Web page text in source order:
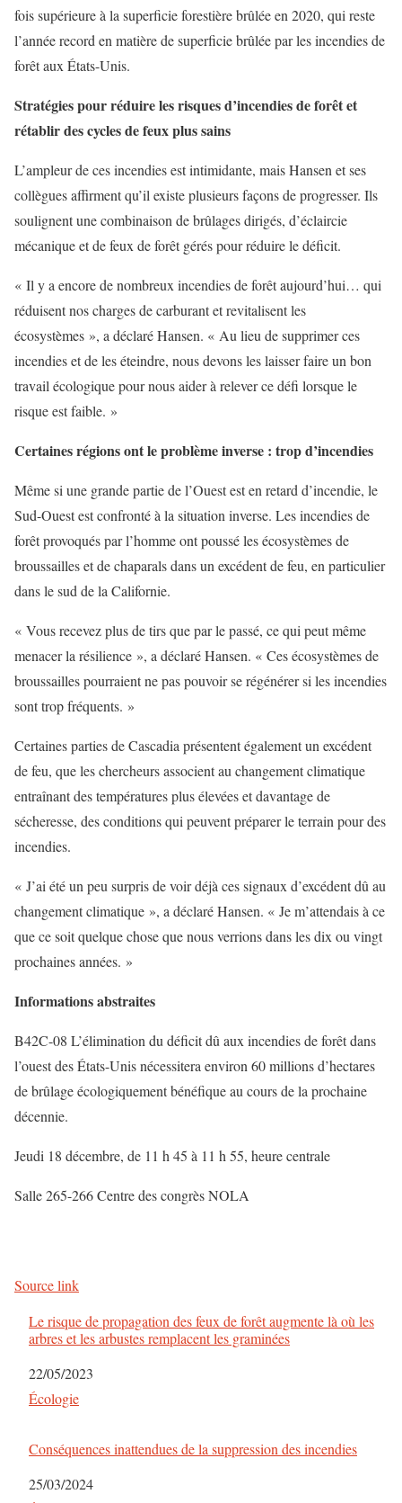
fois supérieure à la superficie forestière brûlée en 2020, qui reste
l’année record en matière de superficie brûlée par les incendies de
forêt aux États-Unis.
Stratégies pour réduire les risques d’incendies de forêt et
rétablir des cycles de feux plus sains
L’ampleur de ces incendies est intimidante, mais Hansen et ses
collègues affirment qu’il existe plusieurs façons de progresser. Ils
soulignent une combinaison de brûlages dirigés, d’éclaircie
mécanique et de feux de forêt gérés pour réduire le déficit.
« Il y a encore de nombreux incendies de forêt aujourd’hui… qui
réduisent nos charges de carburant et revitalisent les
écosystèmes », a déclaré Hansen. « Au lieu de supprimer ces
incendies et de les éteindre, nous devons les laisser faire un bon
travail écologique pour nous aider à relever ce défi lorsque le
risque est faible. »
Certaines régions ont le problème inverse : trop d’incendies
Même si une grande partie de l’Ouest est en retard d’incendie, le
Sud-Ouest est confronté à la situation inverse. Les incendies de
forêt provoqués par l’homme ont poussé les écosystèmes de
broussailles et de chaparals dans un excédent de feu, en particulier
dans le sud de la Californie.
« Vous recevez plus de tirs que par le passé, ce qui peut même
menacer la résilience », a déclaré Hansen. « Ces écosystèmes de
broussailles pourraient ne pas pouvoir se régénérer si les incendies
sont trop fréquents. »
Certaines parties de Cascadia présentent également un excédent
de feu, que les chercheurs associent au changement climatique
entraînant des températures plus élevées et davantage de
sécheresse, des conditions qui peuvent préparer le terrain pour des
incendies.
« J’ai été un peu surpris de voir déjà ces signaux d’excédent dû au
changement climatique », a déclaré Hansen. « Je m’attendais à ce
que ce soit quelque chose que nous verrions dans les dix ou vingt
prochaines années. »
Informations abstraites
B42C-08 L’élimination du déficit dû aux incendies de forêt dans
l’ouest des États-Unis nécessitera environ 60 millions d’hectares
de brûlage écologiquement bénéfique au cours de la prochaine
décennie.
Jeudi 18 décembre, de 11 h 45 à 11 h 55, heure centrale
Salle 265-266 Centre des congrès NOLA
Source link
Le risque de propagation des feux de forêt augmente là où les
arbres et les arbustes remplacent les graminées
Date
22/05/2023
Par rapport à
Écologie
Conséquences inattendues de la suppression des incendies
Date
25/03/2024